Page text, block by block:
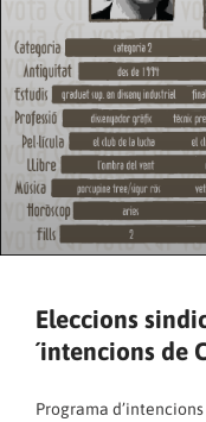
Eleccions
´intencions de
Programa d’intencions